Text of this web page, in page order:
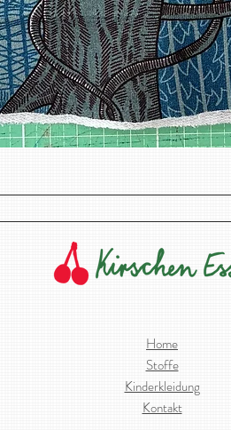
Home
Stoffe
Kinderkleidung
Kontakt